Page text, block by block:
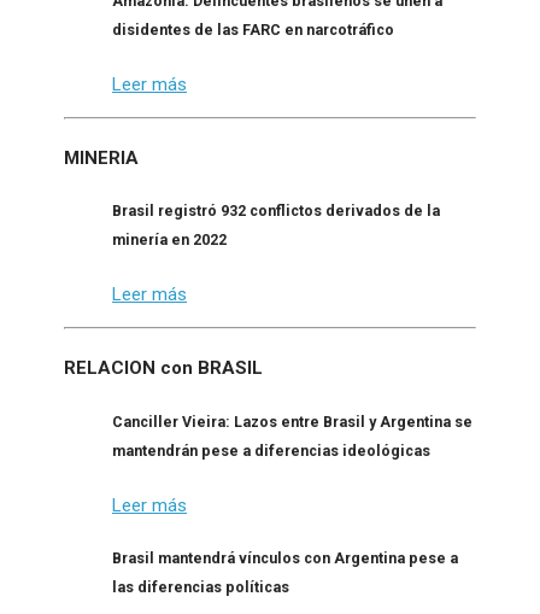
disidentes de las FARC en narcotráfico
Leer más
MINERIA
Brasil registró 932 conflictos derivados de la
minería en 2022
Leer más
RELACION con BRASIL
Canciller Vieira: Lazos entre Brasil y Argentina se
mantendrán pese a diferencias ideológicas
Leer más
Brasil mantendrá vínculos con Argentina pese a
las diferencias políticas